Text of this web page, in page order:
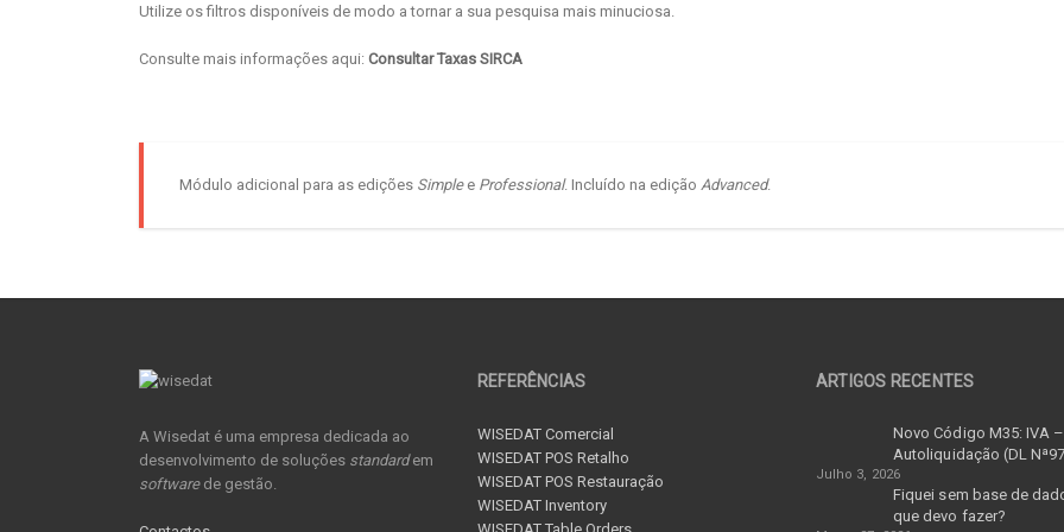
Utilize os filtros disponíveis de modo a tornar a sua pesquisa mais minuciosa.
Consulte mais informações aqui: Consultar Taxas SIRCA
Módulo adicional para as edições Simplee Professional. Incluído na edição Advanced.
A Wisedat é uma empresa dedicada ao
desenvolvimento de soluções standardem
softwarede gestão.
REFERÊNCIAS
WISEDAT Comercial
WISEDAT POS Retalho
WISEDAT POS Restauração
WISEDAT Inventory
ARTIGOS RECENTES
Novo Código M35: IVA –
Autoliquidação (DL
Julho 3, 2026
Fiquei sem base de
que devo fazer?